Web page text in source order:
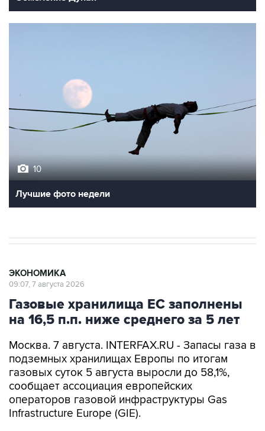
10
Лучшие фото недели
ЭКОНОМИКА
09:07, 7 августа 2026
Газовые хранилища ЕС заполнены
на 16,5 п.п. ниже среднего за 5 лет
Москва. 7 августа. INTERFAX.RU - Запасы газа в
подземных хранилищах Европы по итогам
газовых суток 5 августа выросли до 58,1%,
сообщает ассоциация европейских
операторов газовой инфраструктуры Gas
Infrastructure Europe (GIE).